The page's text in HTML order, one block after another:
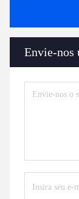
Envie-nos